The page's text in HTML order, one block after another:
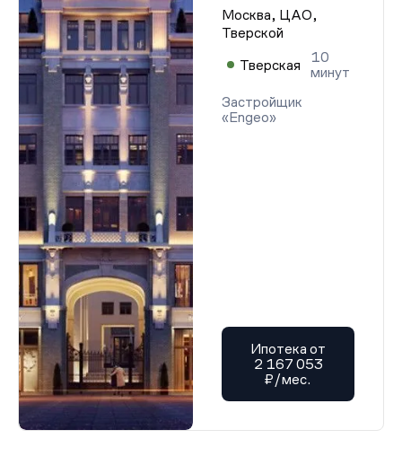
Москва, ЦАО,
Тверской
Тверская
10
минут
Застройщик
«Engeo»
Ипотека от
2 167 053
₽/мес.